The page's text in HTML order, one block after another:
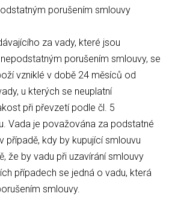
porušením smlouvy
za vady, které jsou
porušením smlouvy, se
vzniklé v době 24 měsíců od
u kterých se neuplatní
při převzetí podle čl. 5
Vada je považována za podstatné
případě, kdy by kupující smlouvu
že by vadu při uzavírání smlouvy
případech se jedná o vadu, která
smlouvy.